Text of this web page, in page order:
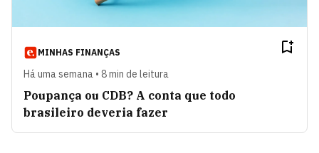
MINHAS FINANÇAS
Há uma semana • 8 min de leitura
Poupança ou CDB? A conta que todo
brasileiro deveria fazer